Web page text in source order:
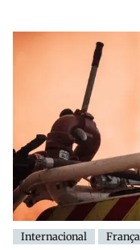
Internacional França